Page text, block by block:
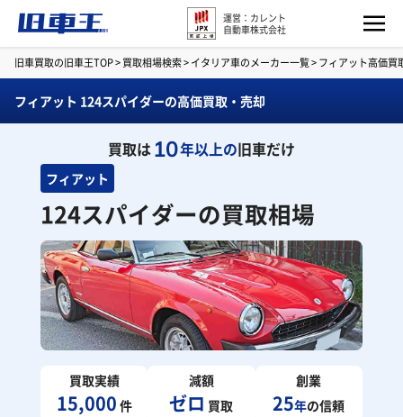
運営：カレント
自動車株式会社
旧車買取の旧車王TOP>買取相場検索>イタリア車のメーカー一覧>フィアット高価買
フィアット 124スパイダーの高価買取・売却
買取は10年以上の旧車だけ
フィアット
124スパイダーの買取相場
買取実績
15,000 件
減額
ゼロ 買取
創業
25年の信頼